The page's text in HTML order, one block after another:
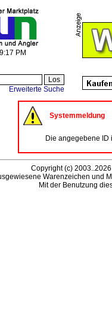
PM
Erweiterte Suche
Systemmeldung
Die angegebene ID
Copyright (c)
Warenzeichen und
Mit der Benutzung